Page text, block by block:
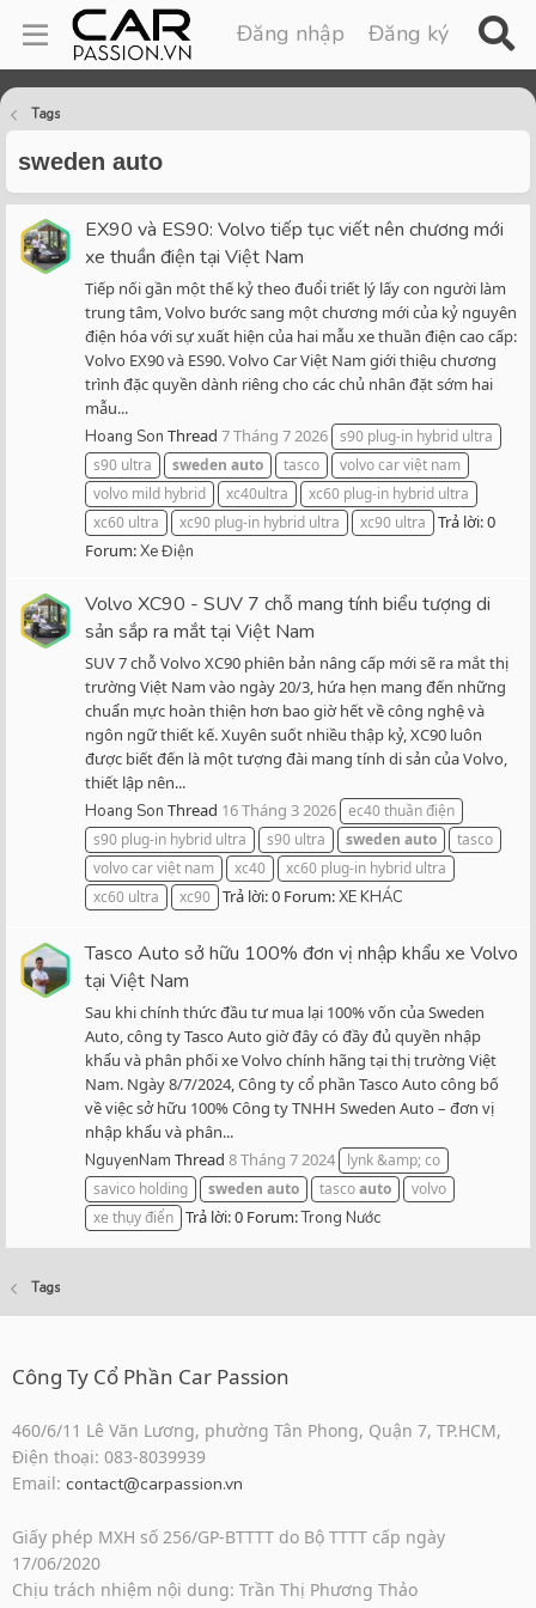
Đăng nhập Đăng ký
Tags
sweden auto
EX90 và ES90: Volvo tiếp tục viết nên chương mới
xe thuần điện tại Việt Nam
Tiếp nối gần một thế kỷ theo đuổi triết lý lấy con người làm
trung tâm, Volvo bước sang một chương mới của kỷ nguyên
điện hóa với sự xuất hiện của hai mẫu xe thuần điện cao cấp:
Volvo EX90 và ES90. Volvo Car Việt Nam giới thiệu chương
trình đặc quyền dành riêng cho các chủ nhân đặt sớm hai
mẫu...
Hoang Son Thread 7 Tháng 7 2026 s90 plug-in hybrid ultra
s90 ultra
sweden auto tasco
volvo car việt nam
volvo mild hybrid
xc40ultra
xc60 plug-in hybrid ultra
xc60 ultra
xc90 plug-in hybrid ultra xc90 ultra
Trả lời: 0
Forum:Xe Điện
Volvo XC90 - SUV 7 chỗ mang tính biểu tượng di
sản sắp ra mắt tại Việt Nam
SUV 7 chỗ Volvo XC90 phiên bản nâng cấp mới sẽ ra mắt thị
trường Việt Nam vào ngày 20/3, hứa hẹn mang đến những
chuẩn mực hoàn thiện hơn bao giờ hết về công nghệ và
ngôn ngữ thiết kế. Xuyên suốt nhiều thập kỷ, XC90 luôn
được biết đến là một tượng đài mang tính di sản của Volvo,
thiết lập nên...
Hoang Son Thread 16 Tháng 3 2026 ec40 thuần điện
s90 plug-in hybrid ultra
s90 ultra sweden auto
tasco
volvo car việt nam
xc40
xc60 plug-in hybrid ultra
xc60 ultra
xc90 Trả lời: 0 Forum:XE KHÁC
Tasco Auto sở hữu 100% đơn vị nhập khẩu xe Volvo
tại Việt Nam
Sau khi chính thức đầu tư mua lại 100% vốn của Sweden
Auto, công ty Tasco Auto giờ đây có đầy đủ quyền nhập
khẩu và phân phối xe Volvo chính hãng tại thị trường Việt
Nam. Ngày 8/7/2024, Công ty cổ phần Tasco Auto công bố
về việc sở hữu 100% Công ty TNHH Sweden Auto – đơn vị
nhập khẩu và phân...
NguyenNam Thread 8 Tháng 7 2024
lynk &amp; co
savico holding
sweden auto tascoauto
volvo
xe thụy điển Trả lời: 0 Forum:Trong Nước
Tags
Công Ty Cổ Phần Car Passion
460/6/11 Lê Văn Lương, phường Tân Phong, Quận 7, TP.HCM,
Điện thoại: 083-8039939
Email: contact@carpassion.vn
Giấy phép MXH số 256/GP-BTTTT do Bộ TTTT cấp ngày
17/06/2020
Chịu trách nhiệm nội dung: Trần Thị Phương Thảo